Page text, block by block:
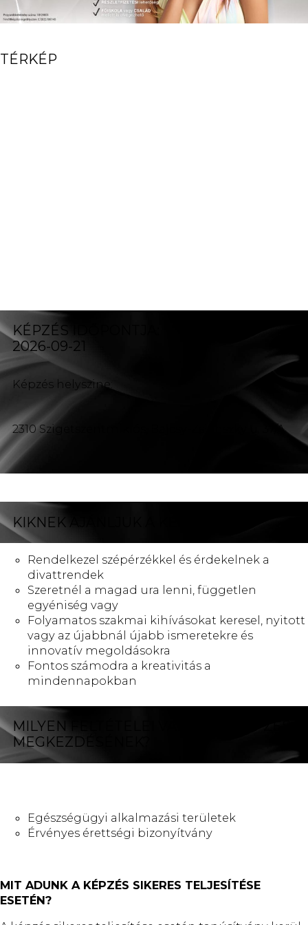
TÉRKÉP
KÉPZÉS IDŐPONTJA:
2026-09-21
Képzés helyszine:
2310 Szigetszentmiklós, Bajcsy-Zsilinszky u. 37/A.
KIKNEK AJÁNLJUK A KÉPZÉST?
Rendelkezel szépérzékkel és érdekelnek a
divattrendek
Szeretnél a magad ura lenni, független
egyéniség vagy
Folyamatos szakmai kihívásokat keresel, nyitott
vagy az újabbnál újabb ismeretekre és
innovatív megoldásokra
Fontos számodra a kreativitás a
mindennapokban
MILYEN FELTÉTELEI VANNAK A KÉPZÉS
MEGKEZDÉSÉNEK?
Egészségügyi alkalmazási területek
Érvényes érettségi bizonyítvány
MIT ADUNK A KÉPZÉS SIKERES TELJESÍTÉSE
ESETÉN?